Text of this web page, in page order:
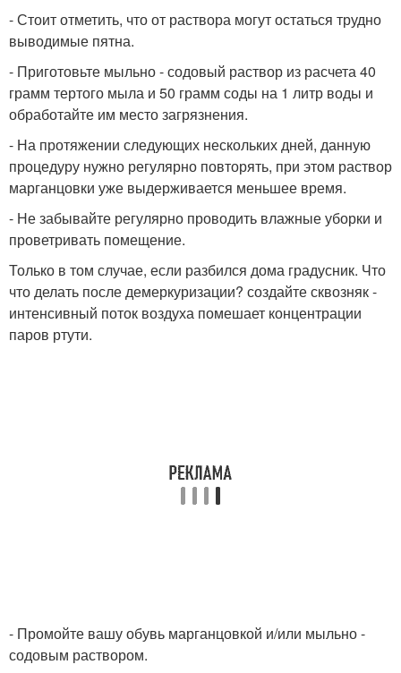
- Стоит отметить, что от раствора могут остаться трудно
выводимые пятна.
- Приготовьте мыльно - содовый раствор из расчета 40
грамм тертого мыла и 50 грамм соды на 1 литр воды и
обработайте им место загрязнения.
- На протяжении следующих нескольких дней, данную
процедуру нужно регулярно повторять, при этом раствор
марганцовки уже выдерживается меньшее время.
- Не забывайте регулярно проводить влажные уборки и
проветривать помещение.
Только в том случае, если разбился дома градусник. Что
что делать после демеркуризации? создайте сквозняк -
интенсивный поток воздуха помешает концентрации
паров ртути.
- Промойте вашу обувь марганцовкой и/или мыльно -
содовым раствором.